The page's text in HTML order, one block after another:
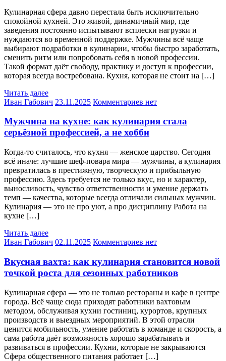
Кулинарная сфера давно перестала быть исключительно
спокойной кухней. Это живой, динамичный мир, где
заведения постоянно испытывают всплески нагрузки и
нуждаются во временной поддержке. Мужчины всё чаще
выбирают подработки в кулинарии, чтобы быстро заработать,
сменить ритм или попробовать себя в новой профессии.
Такой формат даёт свободу, практику и доступ к профессии,
которая всегда востребована. Кухня, которая не стоит на […]
Читать далее
Иван Габович 23.11.2025 Комментариев нет
Мужчина на кухне: как кулинария стала
серьёзной профессией, а не хобби
Когда-то считалось, что кухня — женское царство. Сегодня
всё иначе: лучшие шеф-повара мира — мужчины, а кулинария
превратилась в престижную, творческую и прибыльную
профессию. Здесь требуется не только вкус, но и характер,
выносливость, чувство ответственности и умение держать
темп — качества, которые всегда отличали сильных мужчин.
Кулинария — это не про уют, а про дисциплину Работа на
кухне […]
Читать далее
Иван Габович 02.11.2025 Комментариев нет
Вкусная вахта: как кулинария становится новой
точкой роста для сезонных работников
Кулинарная сфера — это не только рестораны и кафе в центре
города. Всё чаще сюда приходят работники вахтовым
методом, обслуживая кухни гостиниц, курортов, крупных
производств и выездных мероприятий. В этой отрасли
ценится мобильность, умение работать в команде и скорость, а
сама работа даёт возможность хорошо зарабатывать и
развиваться в профессии. Кухни, которые не закрываются
Сфера общественного питания работает […]